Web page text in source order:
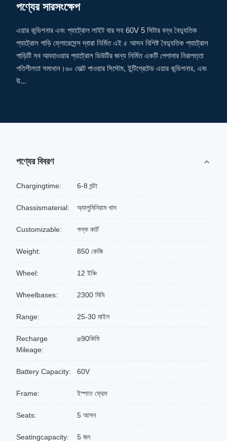
পণ্যের সারসংক্ষেপ
এয়ার কন্ডিশনার এবং প্যাট্রোল লাইট বার সহ 60V 5 সিটার বন্ধ বৈদ্যুতিক
প্যাট্রোল গাড়ি ফ্লোরেসেন্স দ্বারা নির্মিত এই ৫ আসন বিশিষ্ট বৈদ্যুতিক প্যাট্রোল
গাড়িটি সব আবহাওয়ার প্যাট্রোল ডিউটির জন্য নির্মিত একটি পেশাদার নিরাপত্তা
গতিশীলতা সমাধান।৬০ ভোল্ট পাওয়ার সিস্টেম, ইন্টিগ্রেটেড এয়ার কন্ডিশনার, এবং
উ...
পণ্যের বিবরণ
Chargingtime: 6-8 ঘন্টা
Chassismaterial: অ্যালুমিনিয়াম খাদ
Customizable: গল্ফ কার্ট
Weight: 850 কেজি
Wheel: 12 ইঞ্চি
Wheelbases: 2300 মিমি
Range: 25-30 মাইল
Recharge
Mileage:
≥90কিমি
Battery Capacity: 60V
Frame: ইস্পাত ফ্রেম
Seats: 5 আসন
Seatingcapacity: 5 জন